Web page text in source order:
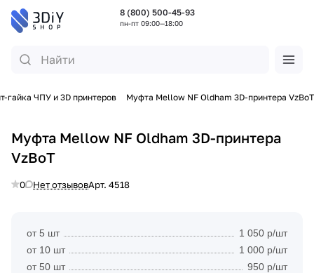
8 (800) 500-45-93
пн-пт 09:00—18:00
гайка ЧПУ и 3D принтеров Муфта Mellow NF Oldham 3D-принтера VzBoT
Муфта Mellow NF Oldham 3D-принтера
VzBoT
0 Нет отзывовАрт. 4518
от 5 шт
1 050 р/шт
от 10 шт
1 000 р/шт
от 50 шт
950 р/шт